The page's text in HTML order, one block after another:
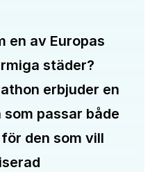
en av Europas
städer?
erbjuder en
passar både
den som vill